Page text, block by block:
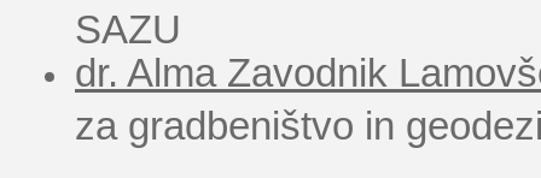
SAZU
dr. Alma Zavodnik
za gradbeništvo in